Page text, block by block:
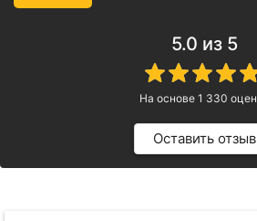
5.0 из 5
На основе 1 330
Оставить отзыв